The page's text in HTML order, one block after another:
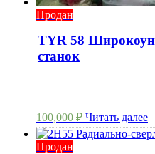
Продан
TYR 58
станок
100,000 ₽ Читать далее
Продан